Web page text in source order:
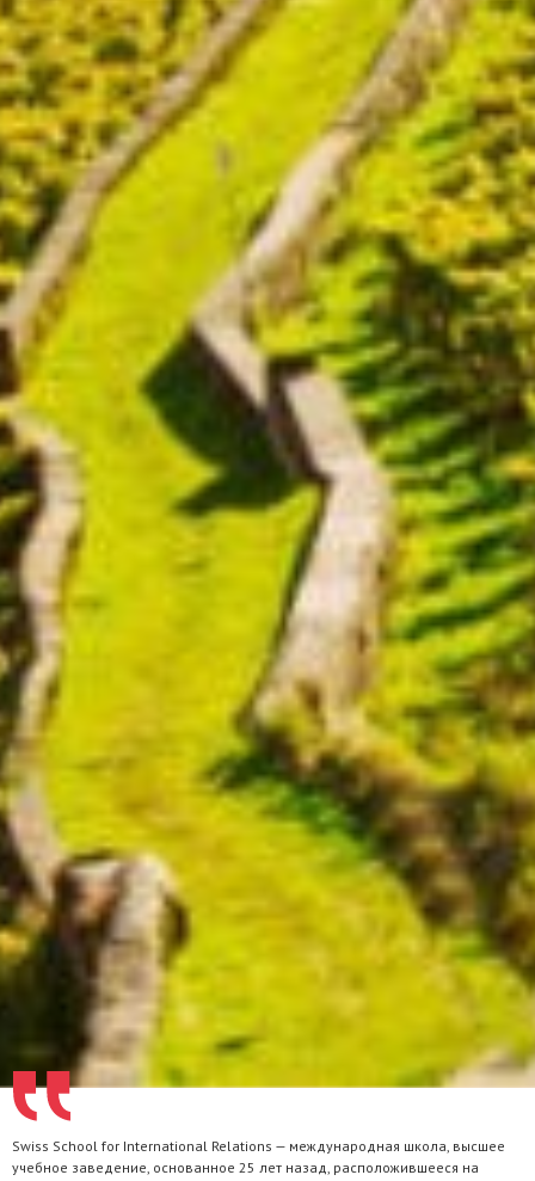
Swiss School for International Relations — международная школа, высшее
учебное заведение, основанное 25 лет назад, расположившееся на